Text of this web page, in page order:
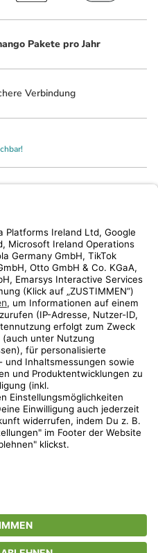
Pakete pro Jahr
Verbindung
Preisempfehlung des
sich auf den Streichpreis.